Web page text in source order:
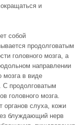
и
собой
продолговатым
головного мозга, а
направлении
мозга в виде
С продолговатым
головного мозга.
органов слуха, кожи
блуждающий нерв